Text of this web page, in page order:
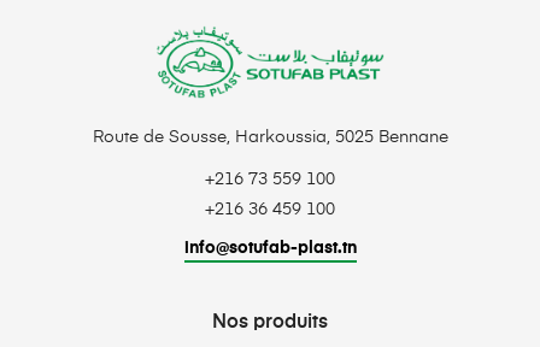
Route de Sousse, Harkoussia, 5025 Bennane
+216 73 559 100
+216 36 459 100
info@sotufab-plast.tn
Nos produits